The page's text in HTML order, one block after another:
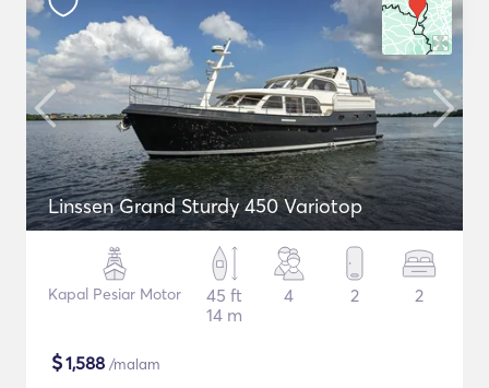
Linssen Grand Sturdy 450 Variotop
Kapal Pesiar Motor
45 ft
14 m
4 2 2
$1,588 /malam